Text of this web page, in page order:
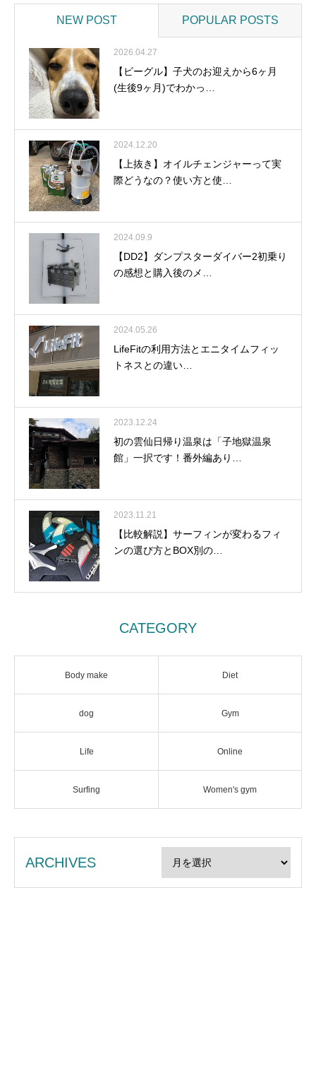
NEW POST POPULAR POSTS
2026.04.27
【ビーグル】子犬のお迎えから6ヶ月
(生後9ヶ月)でわかっ…
2024.12.20
【上抜き】オイルチェンジャーって実
際どうなの？使い方と使…
2024.09.9
【DD2】ダンプスターダイバー2初乗り
の感想と購入後のメ…
2024.05.26
LifeFitの利用方法とエニタイムフィッ
トネスとの違い…
2023.12.24
初の雲仙日帰り温泉は「子地獄温泉
館」一択です！番外編あり…
2023.11.21
【比較解説】サーフィンが変わるフィ
ンの選び方とBOX別の…
CATEGORY
Body make Diet
dog Gym
Life Online
Surfing Women's gym
ARCHIVES